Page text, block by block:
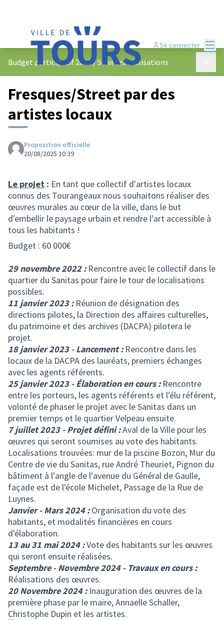
Se connecter
Budget participatif 2022/Suivi des réalisations
Fresques/Street par des
artistes locaux
Proposition officielle
20/08/2025 10:39
Le projet : En tant que collectif d'artistes locaux
connus des Tourangeaux nous souhaitons réaliser des
œuvres murales au cœur de la ville, dans le but
d'embellir le paysage urbain et rendre l'art accessible à
tous les habitants !
Budget : 60 000€
29 novembre 2022 :Rencontre avec le collectif dans le
quartier du Sanitas pour faire le tour de localisations
possibles.
11 janvier 2023 : Réunion de désignation des
directions pilotes, la Direction des affaires culturelles,
du patrimoine et des archives (DACPA) pilotera le
projet.
18 janvier 2023 - Lancement :Rencontre dans les
locaux de la DACPA des lauréats, premiers échanges
avec les agents référents.
25 janvier 2023 - Élaboration en cours :Rencontre
entre les porteurs, les agents référents et l'élu référent,
volonté de phaser le projet avec le Sanitas dans un
premier temps et le quartier Velpeau ensuite.
7 juillet 2023 - Projet défini :Aval de la Ville pour les
œuvres qui seront soumises au vote des habitants.
Localisations trouvées: mur de la piscine Bozon, Mur du
Centre de vie du Sanitas, rue André Theuriet, Pignon du
bâtiment à l'angle de l'avenue du Général de Gaulle,
façade est de l'école Michelet, Passage de la Rue de
Luynes.
Janvier - Mars 2024 :Organisation du vote des
habitants, et modalités financières en cours
d'élaboration.
13 au 31 mai 2024 :Vote des habitants sur les œuvres
qui seront ensuite réalisées.
Septembre - Novembre 2024 - Travaux en cours :
Réalisations des œuvres.
20 Novembre 2024 :Inauguration des œuvres de la
première phase par le maire, Annaelle Schaller,
Christophe Dupin et les artistes.